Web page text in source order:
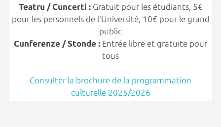
Teatru / Cuncerti :Gratuit pour les étudiants, 5€
pour les personnels de l'Université, 10€ pour le grand
public
Cunferenze / Stonde : Entrée libre et gratuite pour
tous
Consulter la brochure de la programmation
culturelle 2025/2026